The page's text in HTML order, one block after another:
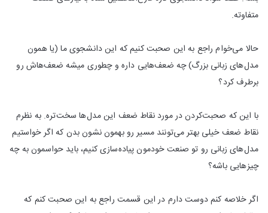
متفاوته.
حالا می‌خوام راجع به این صحبت کنیم که این دانشجوی ما (یا همون
مدل‌های زبانی بزرگ) چه ضعف‌هایی داره و چطوری میشه ضعف‌هاش رو
برطرف کرد؟
با این که صحبت‌کردن در مورد نقاط ضعف این مدل‌ها سخت‌تره. به نظرم
نقاط ضعف خیلی بهتر می‌تونند مسیر رو بهمون نشون بدن که اگر خواستیم
مدل‌های زبانی رو تو صنعت خودمون پیاده‌سازی کنیم، باید حواسمون به چه
چیزهایی باشه؟
اگر خلاصه کنم دوست دارم در این قسمت راجع به این صحبت کنم که